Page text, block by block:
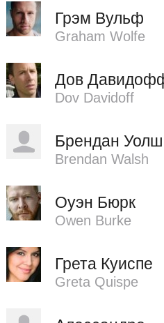
Грэм Вульф
Graham Wolfe
Дов
Dov Davidoff
Брендан Уолш
Brendan Walsh
Оуэн Бюрк
Owen Burke
Грета Куиспе
Greta Quispe